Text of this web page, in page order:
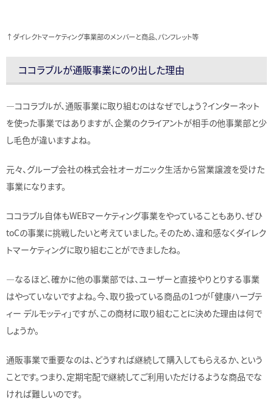
↑ダイレクトマーケティング事業部のメンバーと商品、パンフレット等
ココラブルが通販事業にのり出した理由
―ココラブルが、通販事業に取り組むのはなぜでしょう？インターネット
を使った事業ではありますが、企業のクライアントが相手の他事業部と少
し毛色が違いますよね。
元々、グループ会社の株式会社オーガニック生活から営業譲渡を受けた
事業になります。
ココラブル自体もWEBマーケティング事業をやっていることもあり、ぜひ
toCの事業に挑戦したいと考えていました。そのため、違和感なくダイレク
トマーケティングに取り組むことができましたね。
―なるほど、確かに他の事業部では、ユーザーと直接やりとりする事業
はやっていないですよね。今、取り扱っている商品の1つが「健康ハーブテ
ィー デルモッティ」ですが、この商材に取り組むことに決めた理由は何で
しょうか。
通販事業で重要なのは、どうすれば継続して購入してもらえるか、という
ことです。つまり、定期宅配で継続してご利用いただけるような商品でな
ければ難しいのです。